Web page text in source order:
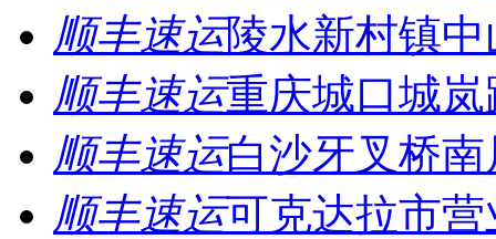
顺丰速运陵水新村镇
顺丰速运重庆城口城
顺丰速运白沙牙叉桥
顺丰速运可克达拉市营